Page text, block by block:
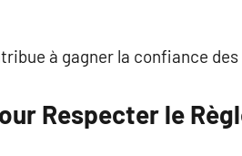
à gagner la confiance
Respecter le